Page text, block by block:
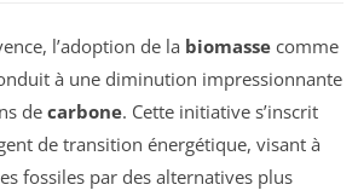
l’adoption de la biomasse comme
à une diminution impressionnante
de carbone. Cette initiative s’inscrit
de transition énergétique, visant à
fossiles par des alternatives plus